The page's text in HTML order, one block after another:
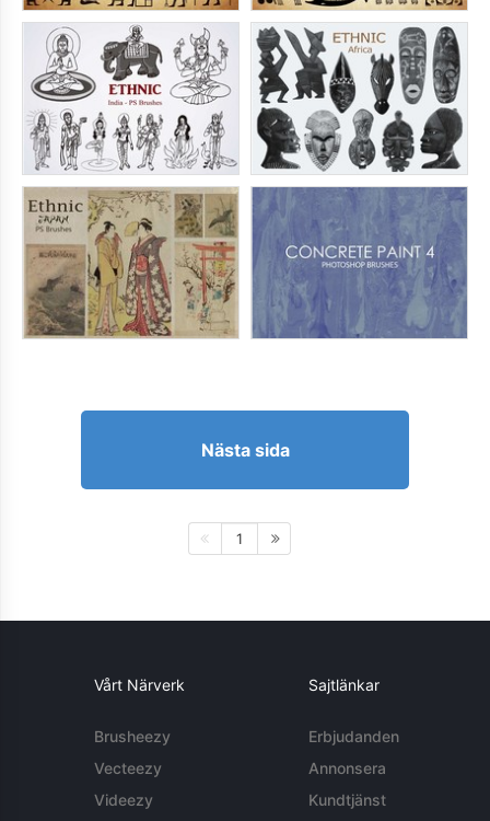
Nästa sida
1
Vårt Närverk
Brusheezy
Vecteezy
Videezy
Sajtlänkar
Erbjudanden
Annonsera
Kundtjänst